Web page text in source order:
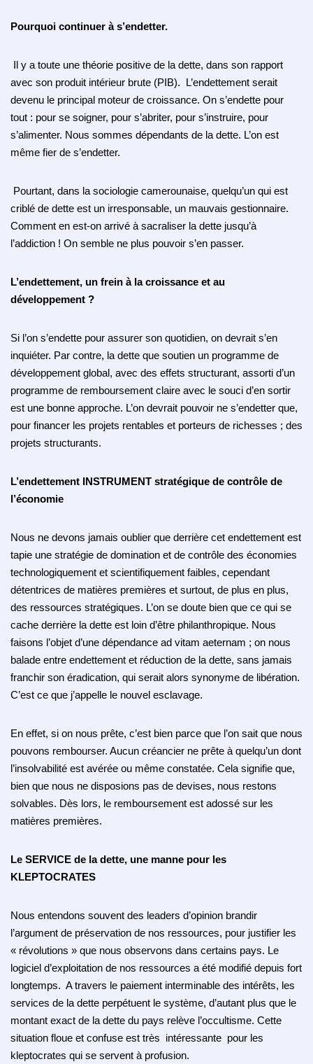
Pourquoi continuer à s’endetter.
Il y a toute une théorie positive de la dette, dans son rapport
avec son produit intérieur brute (PIB). L’endettement serait
devenu le principal moteur de croissance. On s’endette pour
tout : pour se soigner, pour s’abriter, pour s’instruire, pour
s’alimenter. Nous sommes dépendants de la dette. L’on est
même fier de s’endetter.
Pourtant, dans la sociologie camerounaise, quelqu’un qui est
criblé de dette est un irresponsable, un mauvais gestionnaire.
Comment en est-on arrivé à sacraliser la dette jusqu’à
l’addiction ! On semble ne plus pouvoir s’en passer.
L’endettement, un frein à la croissance et au
développement ?
Si l’on s’endette pour assurer son quotidien, on devrait s’en
inquiéter. Par contre, la dette que soutien un programme de
développement global, avec des effets structurant, assorti d’un
programme de remboursement claire avec le souci d’en sortir
est une bonne approche. L’on devrait pouvoir ne s’endetter que,
pour financer les projets rentables et porteurs de richesses ; des
projets structurants.
L’endettement INSTRUMENT stratégique de contrôle de
l’économie
Nous ne devons jamais oublier que derrière cet endettement est
tapie une stratégie de domination et de contrôle des économies
technologiquement et scientifiquement faibles, cependant
détentrices de matières premières et surtout, de plus en plus,
des ressources stratégiques. L’on se doute bien que ce qui se
cache derrière la dette est loin d’être philanthropique. Nous
faisons l’objet d’une dépendance ad vitam aeternam ; on nous
balade entre endettement et réduction de la dette, sans jamais
franchir son éradication, qui serait alors synonyme de libération.
C’est ce que j’appelle le nouvel esclavage.
En effet, si on nous prête, c’est bien parce que l’on sait que nous
pouvons rembourser. Aucun créancier ne prête à quelqu’un dont
l’insolvabilité est avérée ou même constatée. Cela signifie que,
bien que nous ne disposions pas de devises, nous restons
solvables. Dès lors, le remboursement est adossé sur les
matières premières.
Le SERVICE de la dette, une manne pour les
KLEPTOCRATES
Nous entendons souvent des leaders d’opinion brandir
l’argument de préservation de nos ressources, pour justifier les
« révolutions » que nous observons dans certains pays. Le
logiciel d’exploitation de nos ressources a été modifié depuis fort
longtemps. A travers le paiement interminable des intérêts, les
services de la dette perpétuent le système, d’autant plus que le
montant exact de la dette du pays relève l’occultisme. Cette
situation floue et confuse est très intéressante pour les
kleptocrates qui se servent à profusion.